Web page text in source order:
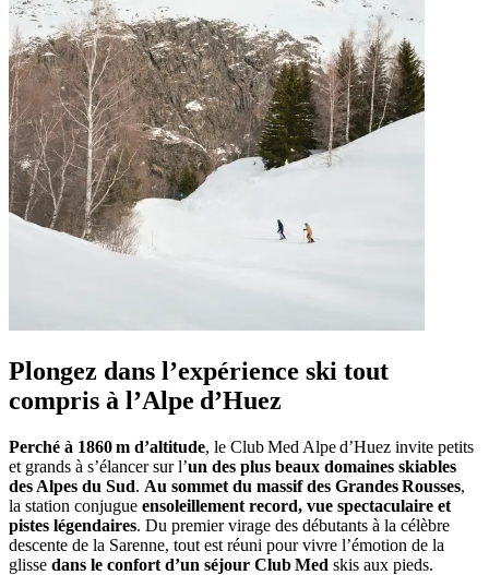
Plongez dans l’expérience ski tout
compris à l’Alpe d’Huez
Perché à 1860 m d’altitude, le Club Med Alpe d’Huez invite petits
et grands à s’élancer sur l’un des plus beaux domaines skiables
des Alpes du Sud. Au sommet du massif des Grandes Rousses,
la station conjugue ensoleillement record, vue spectaculaire et
pistes légendaires. Du premier virage des débutants à la célèbre
descente de la Sarenne, tout est réuni pour vivre l’émotion de la
glisse dans le confort d’un séjour Club Med skis aux pieds.